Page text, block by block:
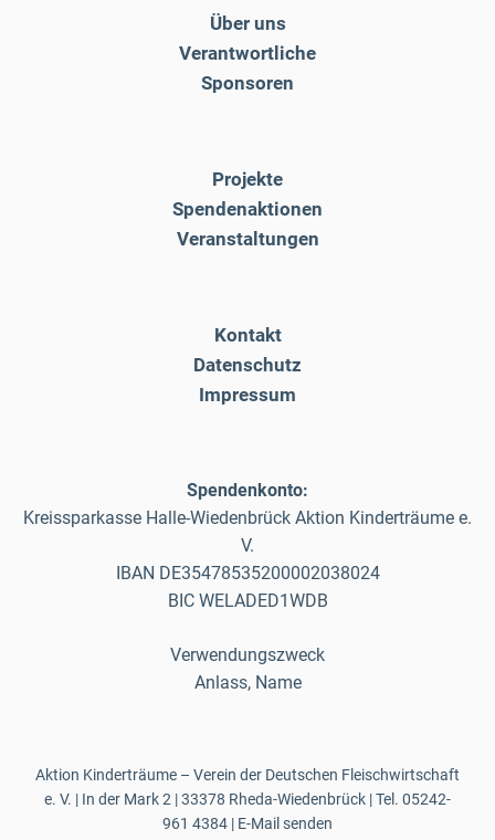
Über uns
Verantwortliche
Sponsoren
Projekte
Spendenaktionen
Veranstaltungen
Kontakt
Datenschutz
Impressum
Spendenkonto:
Kreissparkasse Halle-Wiedenbrück Aktion Kinderträume e.
V.
IBAN DE35478535200002038024
BIC WELADED1WDB
Verwendungszweck
Anlass, Name
Aktion Kinderträume – Verein der Deutschen Fleischwirtschaft
e. V. | In der Mark 2 | 33378 Rheda-Wiedenbrück | Tel. 05242-
961 4384 | E-Mail senden